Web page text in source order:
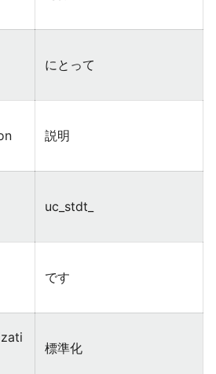
にとって
説明
uc_stdt_
です
標準化